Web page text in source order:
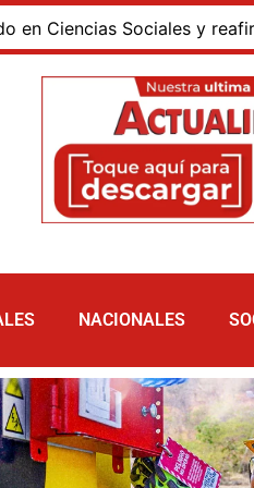
Sociales y reafirmó su
NACIONALES